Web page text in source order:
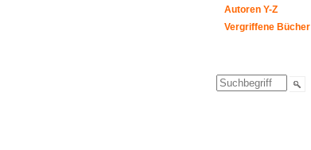
Autoren Y-Z
Vergriffene Bücher